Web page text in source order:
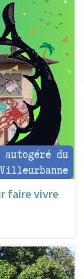
faire vivre